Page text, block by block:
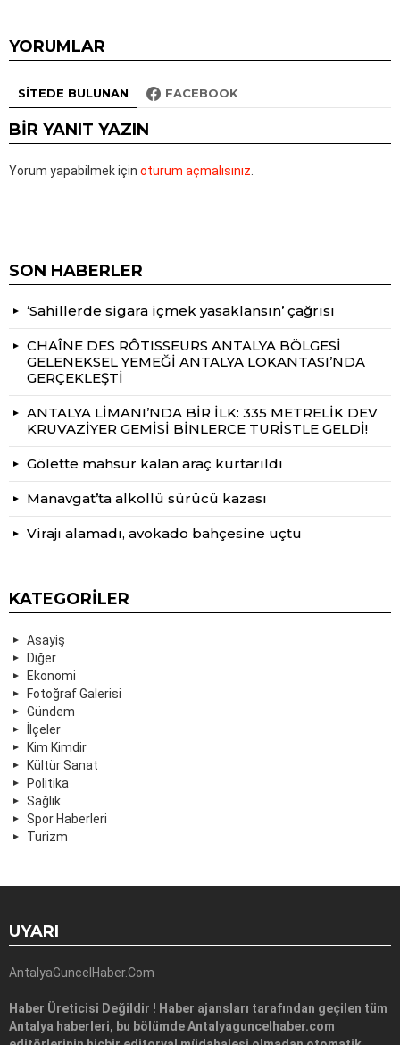
YORUMLAR
SITEDE BULUNAN FACEBOOK
BIR YANIT YAZIN
Yorum yapabilmek için oturum açmalısınız
SON HABERLER
‘Sahillerde sigara içmek yasaklansın’ çağrısı
CHAÎNE DES RÔTISSEURS ANTALYA BÖLGESİ
GELENEKSEL YEMEĞİ ANTALYA LOKANTASI’NDA
GERÇEKLEŞTİ
ANTALYA LİMANI’NDA BİR İLK: 335 METRELİK DEV
KRUVAZİYER GEMİSİ BİNLERCE TURİSTLE GELDİ!
Gölette mahsur kalan araç kurtarıldı
Manavgat’ta alkollü sürücü kazası
Virajı alamadı, avokado bahçesine uçtu
KATEGORILER
Asayiş
Diğer
Ekonomi
Fotoğraf Galerisi
Gündem
İlçeler
Kim Kimdir
Kültür Sanat
Politika
Sağlık
Spor Haberleri
Turizm
UYARI
AntalyaGuncelHaber.Com
Haber Üreticisi Değildir ! Haber ajansları tarafından geçilen tüm
Antalya haberleri, bu bölümde Antalyaguncelhaber.com